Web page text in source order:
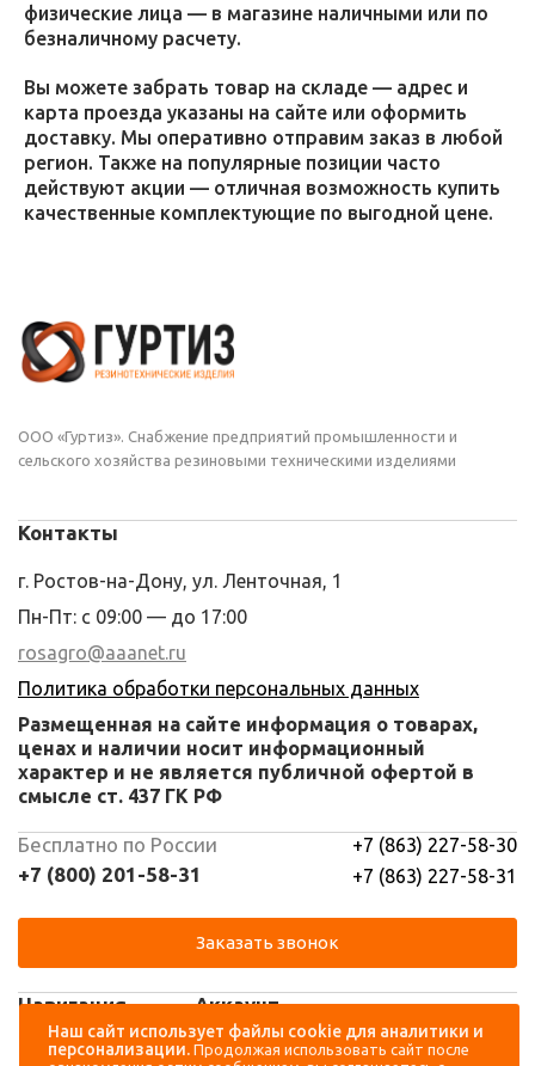
физические лица — в магазине наличными или по
безналичному расчету.
Вы можете забрать товар на складе — адрес и
карта проезда указаны на сайте или оформить
доставку. Мы оперативно отправим заказ в любой
регион. Также на популярные позиции часто
действуют акции — отличная возможность купить
качественные комплектующие по выгодной цене.
ООО «Гуртиз». Снабжение предприятий промышленности и
сельского хозяйства резиновыми техническими изделиями
Навигация
Каталог
Аккаунт
Вход
Контакты
г. Ростов-на-Дону, ул. Ленточная, 1
Пн-Пт: с 09:00 — до 17:00
rosagro@aaanet.ru
Политика обработки персональных данных
Размещенная на сайте информация о товарах,
ценах и наличии носит информационный
характер и не является публичной офертой в
смысле ст. 437 ГК РФ
Бесплатно по России
+7 (800) 201-58-31
+7 (863) 227-58-30
+7 (863) 227-58-31
Заказать звонок
Наш сайт использует файлы cookie для аналитики и
персонализации. Продолжая использовать сайт после